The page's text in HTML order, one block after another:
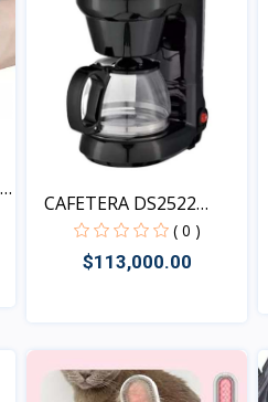
CAFETERA DS2522
CAPACI...
( 0 )
$113,000.00
Vista